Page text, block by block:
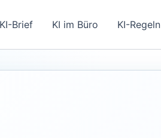
Brief KI im Büro KI-Regeln